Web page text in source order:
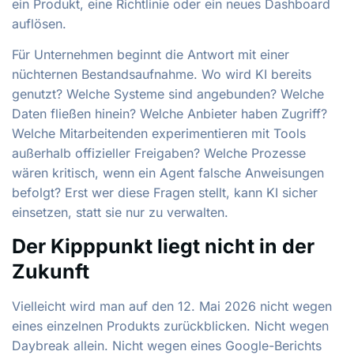
ein Produkt, eine Richtlinie oder ein neues Dashboard
auflösen.
Für Unternehmen beginnt die Antwort mit einer
nüchternen Bestandsaufnahme. Wo wird KI bereits
genutzt? Welche Systeme sind angebunden? Welche
Daten fließen hinein? Welche Anbieter haben Zugriff?
Welche Mitarbeitenden experimentieren mit Tools
außerhalb offizieller Freigaben? Welche Prozesse
wären kritisch, wenn ein Agent falsche Anweisungen
befolgt? Erst wer diese Fragen stellt, kann KI sicher
einsetzen, statt sie nur zu verwalten.
Der Kipppunkt liegt nicht in der
Zukunft
Vielleicht wird man auf den 12. Mai 2026 nicht wegen
eines einzelnen Produkts zurückblicken. Nicht wegen
Daybreak allein. Nicht wegen eines Google-Berichts